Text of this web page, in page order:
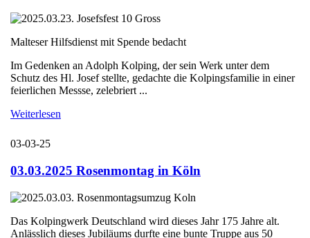
Malteser Hilfsdienst mit Spende bedacht
Im Gedenken an Adolph Kolping, der sein Werk unter dem
Schutz des Hl. Josef stellte, gedachte die Kolpingsfamilie in einer
feierlichen Messse, zelebriert ...
Weiterlesen
03-03-25
03.03.2025 Rosenmontag in Köln
Das Kolpingwerk Deutschland wird dieses Jahr 175 Jahre alt.
Anlässlich dieses Jubiläums durfte eine bunte Truppe aus 50